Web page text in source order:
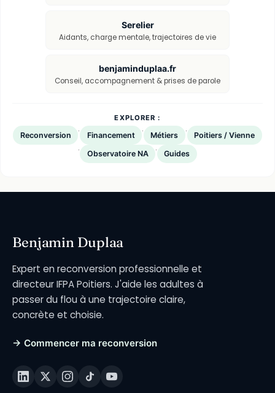
Serelier
Aidants, charge mentale, trajectoires de vie
benjaminduplaa.fr
Conseil, accompagnement & prises de parole
EXPLORER :
Reconversion · Financement · Métiers · Poitiers / Vienne
· Observatoire NA · Guides
Benjamin Duplaa
Expert en reconversion professionnelle et
directeur IFPA Poitiers. J'aide les adultes à
passer du flou à une trajectoire claire,
concrète et choisie.
→ Commencer ma reconversion